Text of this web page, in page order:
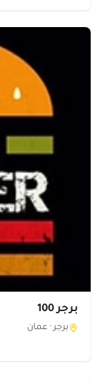
برجر 100
برجر · عمان